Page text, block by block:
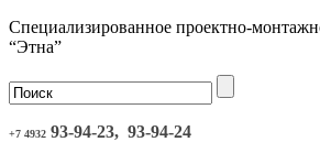
Специализированное проектно-
“Этна”
+7 4932 93-94-23, 93-94-24